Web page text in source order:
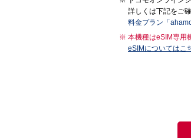
詳しくは下記をご
料金プラン「
本機種はeSIM専用
eSIMについてはこ